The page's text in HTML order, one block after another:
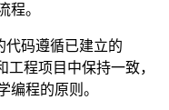
程。
代码遵循已建立的
工程项目中保持一致，
编程的原则。